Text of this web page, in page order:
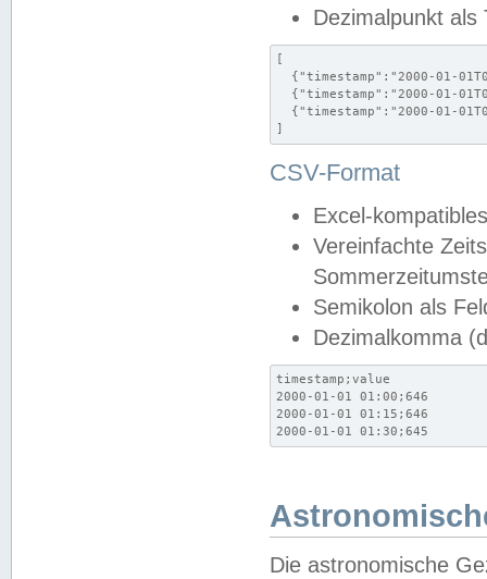
Dezimalpunkt als
[
{"timestamp":"2000-01-
{"timestamp":"2000-01-
{"timestamp":"2000-01-
]
CSV-Format
Excel-
Vereinfachte
Semikolon als
Dezimalkomma
timestamp;value
2000-01-01 01:00;646
2000-01-01 01:15;646
2000-01-01 01:30;645
Die astronomische